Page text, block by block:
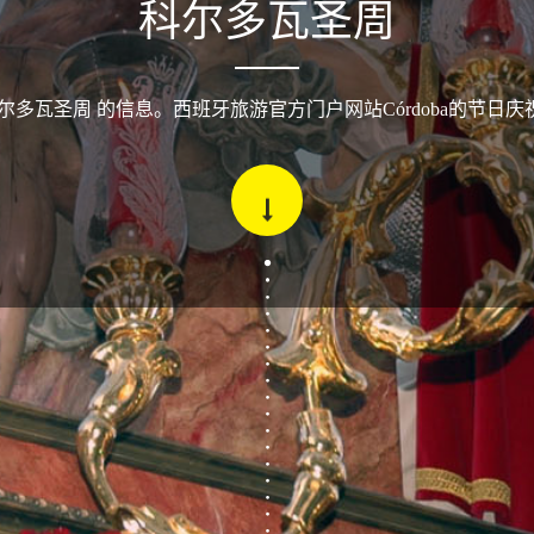
科尔多瓦圣周
多瓦圣周 的信息。西班牙旅游官方门户网站Córdoba的节日庆